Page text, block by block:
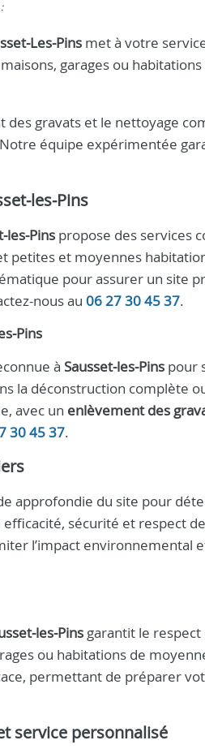
met à votre
garages ou
des gravats et le nettoyage
équipe expérimentée
propose des services
petites et moyennes
pour assurer un site
nous au 06 27 30 45 37.
à Sausset‑les‑Pins pour
la déconstruction complète
avec un enlèvement des
30 45 37.
approfondie du site pour
sécurité et respect
l’impact
garantit le
ou habitations de
permettant de préparer
service personnalisé